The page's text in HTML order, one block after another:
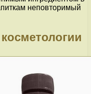
неповторимый